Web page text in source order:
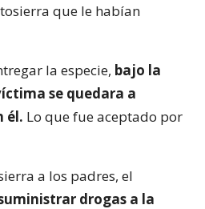
que le habían
la especie, bajo la
se quedara a
él. Lo que fue aceptado por
a los padres, el
drogas a la